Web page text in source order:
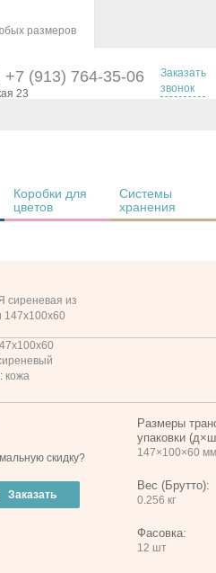
размеров
(913) 764-35-06
23
Заказать
звонок
Коробки для
цветов
Системы
хранения
сиреневая из
147x100x60
кожа
скидку?
Заказать
Размеры
упаковки
147×100×60 мм
Вес (Брутто):
0.256 кг
Фасовка:
12 шт